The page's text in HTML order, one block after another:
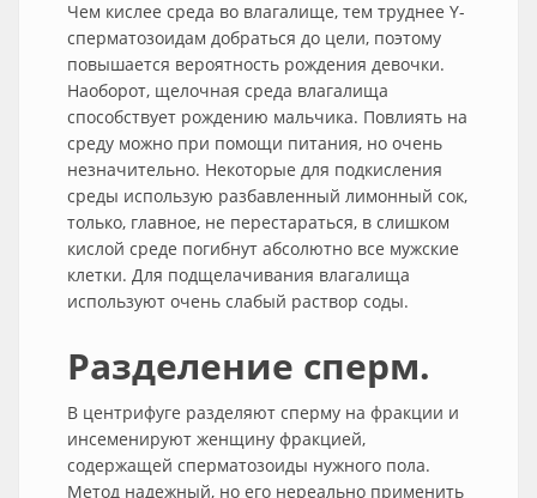
Чем кислее среда во влагалище, тем труднее Y-
сперматозоидам добраться до цели, поэтому
повышается вероятность рождения девочки.
Наоборот, щелочная среда влагалища
способствует рождению мальчика. Повлиять на
среду можно при помощи питания, но очень
незначительно. Некоторые для подкисления
среды использую разбавленный лимонный сок,
только, главное, не перестараться, в слишком
кислой среде погибнут абсолютно все мужские
клетки. Для подщелачивания влагалища
используют очень слабый раствор соды.
Разделение сперм.
В центрифуге разделяют сперму на фракции и
инсеменируют женщину фракцией,
содержащей сперматозоиды нужного пола.
Метод надежный, но его нереально применить